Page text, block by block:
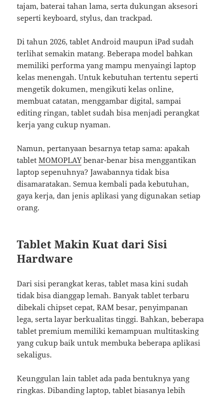
tajam, baterai tahan lama, serta dukungan aksesori
seperti keyboard, stylus, dan trackpad.
Di tahun 2026, tablet Android maupun iPad sudah
terlihat semakin matang. Beberapa model bahkan
memiliki performa yang mampu menyaingi laptop
kelas menengah. Untuk kebutuhan tertentu seperti
mengetik dokumen, mengikuti kelas online,
membuat catatan, menggambar digital, sampai
editing ringan, tablet sudah bisa menjadi perangkat
kerja yang cukup nyaman.
Namun, pertanyaan besarnya tetap sama: apakah
tabletMOMOPLAYbenar-benar bisa menggantikan
laptop sepenuhnya? Jawabannya tidak bisa
disamaratakan. Semua kembali pada kebutuhan,
gaya kerja, dan jenis aplikasi yang digunakan setiap
orang.
Tablet Makin Kuat dari Sisi
Hardware
Dari sisi perangkat keras, tablet masa kini sudah
tidak bisa dianggap lemah. Banyak tablet terbaru
dibekali chipset cepat, RAM besar, penyimpanan
lega, serta layar berkualitas tinggi. Bahkan, beberapa
tablet premium memiliki kemampuan multitasking
yang cukup baik untuk membuka beberapa aplikasi
sekaligus.
Keunggulan lain tablet ada pada bentuknya yang
ringkas. Dibanding laptop, tablet biasanya lebih